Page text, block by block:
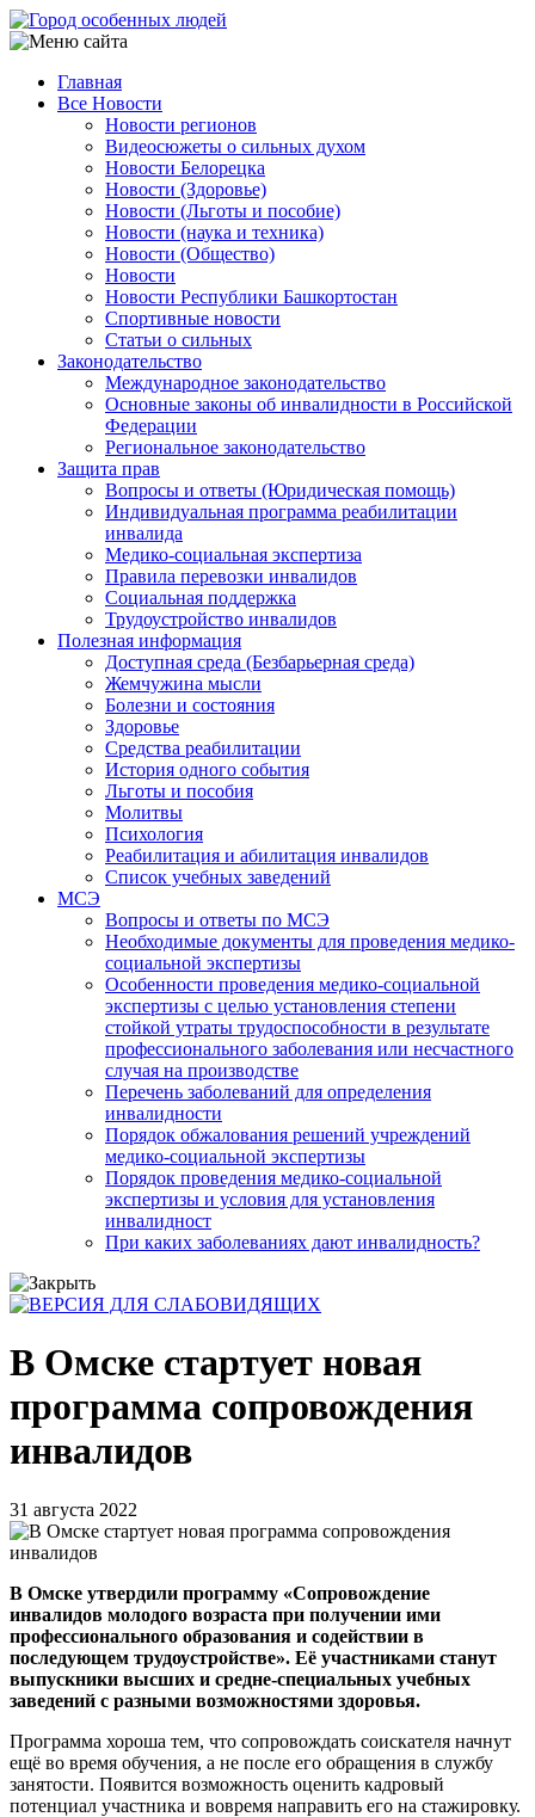
Перейти
к
содержанию
Main
navigation
Главная
Все Новости
Новости регионов
Видеосюжеты о сильных духом
Новости Белорецка
Новости (Здоровье)
Новости (Льготы и пособие)
Новости (наука и техника)
Новости (Общество)
Новости
Новости Республики Башкортостан
Спортивные новости
Статьи о сильных
Законодательство
Международное законодательство
Основные законы об инвалидности в Российской
Федерации
Региональное законодательство
Защита прав
Вопросы и ответы (Юридическая помощь)
Индивидуальная программа реабилитации
инвалида
Медико-социальная экспертиза
Правила перевозки инвалидов
Социальная поддержка
Трудоустройство инвалидов
Полезная информация
Доступная среда (Безбарьерная среда)
Жемчужина мысли
Болезни и состояния
Здоровье
Средства реабилитации
История одного события
Льготы и пособия
Молитвы
Психология
Реабилитация и абилитация инвалидов
Список учебных заведений
МСЭ
Вопросы и ответы по МСЭ
Необходимые документы для проведения медико-
социальной экспертизы
Особенности проведения медико-социальной
экспертизы с целью установления степени
стойкой утраты трудоспособности в результате
профессионального заболевания или несчастного
случая на производстве
Перечень заболеваний для определения
инвалидности
Порядок обжалования решений учреждений
медико-социальной экспертизы
Порядок проведения медико-социальной
экспертизы и условия для установления
инвалидност
При каких заболеваниях дают инвалидность?
В Омске стартует новая
программа сопровождения
инвалидов
31 августа 2022
В Омске утвердили программу «Сопровождение
инвалидов молодого возраста при получении ими
профессионального образования и содействии в
последующем трудоустройстве». Её участниками станут
выпускники высших и средне-специальных учебных
заведений с разными возможностями здоровья.
Программа хороша тем, что сопровождать соискателя начнут
ещё во время обучения, а не после его обращения в службу
занятости. Появится возможность оценить кадровый
потенциал участника и вовремя направить его на стажировку.